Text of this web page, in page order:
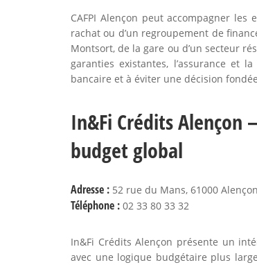
CAFPI Alençon peut accompagner
rachat ou d’un regroupement de
Montsort, de la gare ou d’un secteur
garanties existantes, l’assurance et
bancaire et à éviter une décision
In&Fi Crédits
budget global
Adresse : 52 rue du Mans, 61000 Alençon
Téléphone : 02 33 80 33 32
In&Fi Crédits Alençon présente un
avec une logique budgétaire plus